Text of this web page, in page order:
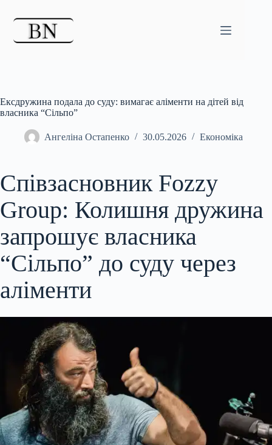
Ексдружина подала до суду: вимагає аліменти на дітей від
власника “Сільпо”
Ангеліна Остапенко 30.05.2026 Економіка
Співзасновник Fozzy
Group: Колишня дружина
запрошує власника
“Сільпо” до суду через
аліменти